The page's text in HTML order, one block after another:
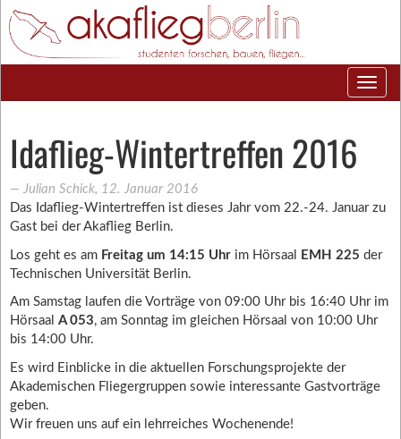
Idaflieg-Wintertreffen 2016
― Julian Schick, 12. Januar 2016
Das Idaflieg-Wintertreffen ist dieses Jahr vom 22.-24. Januar zu
Gast bei der Akaflieg Berlin.
Los geht es am Freitag um 14:15 Uhr im Hörsaal EMH 225 der
Technischen Universität Berlin.
Am Samstag laufen die Vorträge von 09:00 Uhr bis 16:40 Uhr im
Hörsaal A 053, am Sonntag im gleichen Hörsaal von 10:00 Uhr
bis 14:00 Uhr.
Es wird Einblicke in die aktuellen Forschungsprojekte der
Akademischen Fliegergruppen sowie interessante Gastvorträge
geben.
Wir freuen uns auf ein lehrreiches Wochenende!